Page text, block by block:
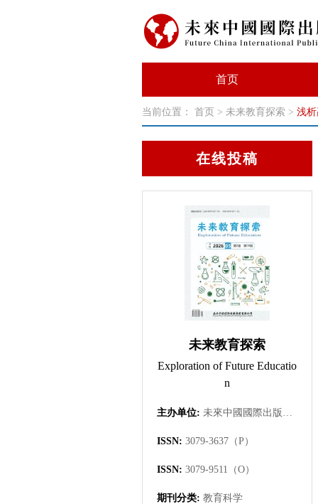
首页
当前位置： 首页 > 未来教育探索 > 浅
在线投稿
未来教育探索
Exploration of Future Educatio
n
主办单位: 未來中國國際出版集團有限公司
ISSN: 3079-3637（P）
ISSN: 3079-9511（O）
期刊分类: 教育科学